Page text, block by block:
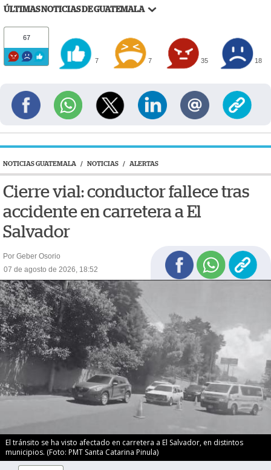
ÚLTIMAS NOTICIAS DE GUATEMALA
67
7 7 35 18
NOTICIAS GUATEMALA / NOTICIAS / ALERTAS
Cierre vial: conductor fallece tras
accidente en carretera a El
Salvador
Por Geber Osorio
07 de agosto de 2026, 18:52
El tránsito se ha visto afectado en carretera a El Salvador, en distintos
municipios. (Foto: PMT Santa Catarina Pinula)